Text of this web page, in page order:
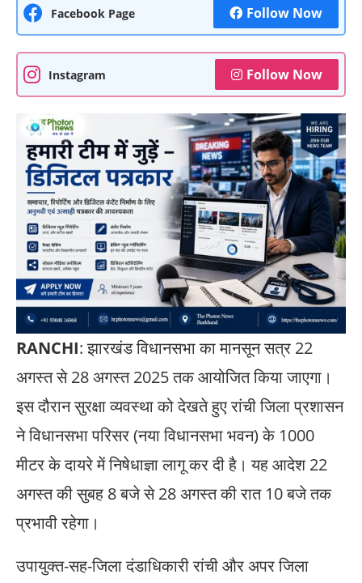
Facebook Page Follow Now
Instagram Follow Now
RANCHI: झारखंड विधानसभा का मानसून सत्र 22
अगस्त से 28 अगस्त 2025 तक आयोजित किया जाएगा।
इस दौरान सुरक्षा व्यवस्था को देखते हुए रांची जिला प्रशासन
ने विधानसभा परिसर (नया विधानसभा भवन) के 1000
मीटर के दायरे में निषेधाज्ञा लागू कर दी है। यह आदेश 22
अगस्त की सुबह 8 बजे से 28 अगस्त की रात 10 बजे तक
प्रभावी रहेगा।
उपायुक्त-सह-जिला दंडाधिकारी रांची और अपर जिला